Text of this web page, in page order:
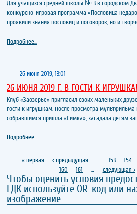
Для учащихся средней школы № 3 в городском
конкурсно-игровая программа «Пословица
проявили знания пословиц и поговорок, но и
Подробнее...
26 июня 2019, 13:01
26 ИЮНЯ 2019 Г. В ГОСТИ К
Клуб «Заозерье» пригласил своих маленьких
гости к игрушкам. После просмотра мультфильма
собравшимся пришла «Симка», загадала детям
Подробнее...
Страницы
« первая ‹ предыдущая 153 154
160
161 следующая ›
Чтобы оценить условия
ГДК используйте QR-код или
изображение